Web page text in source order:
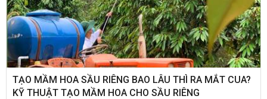
TẠO MẦM HOA SẦU RIÊNG BAO LÂU THÌ RA MẮT CUA?
KỸ THUẬT TẠO MẦM HOA CHO SẦU RIÊNG